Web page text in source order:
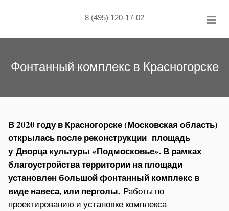
8 (495) 120-17-02
Фонтанный комплекс в Красногорске
В 2020 году в Красногорске (Московская область)
открылась после реконструкции площадь
у Дворца культуры «Подмосковье». В рамках
благоустройства территории на площади
установлен большой фонтанный комплекс в
виде навеса, или перголы. Работы по
проектированию и установке комплекса